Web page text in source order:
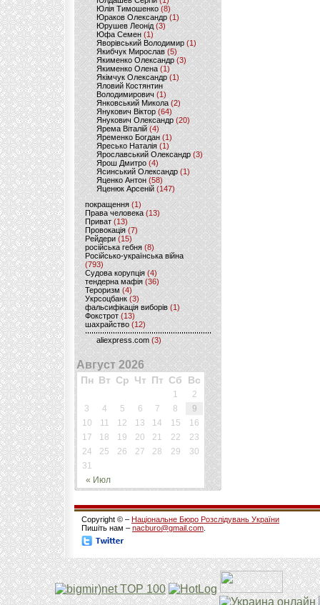
Юлія Тимошенко (8)
Юраков Олександр (1)
Юрушев Леонід (3)
Юфа Семен (1)
Яворівський Володимир (1)
Якибчук Мирослав (5)
Якименко Олександр (3)
Якименко Олена(1)
Якімчук Олександр (1)
Яловий Костянтин
Володимирович (1)
Янковський Микола(2)
Янукович Віктор (64)
Янукович Олександр(20)
Ярема Віталій(4)
Яременко Богдан(1)
Яресько Наталія(1)
Ярославський Олександр (3)
Ярош Дмитро (4)
Ясинський Олександр (1)
Яценко Антон(58)
Яценюк Арсеній (147)
покращення (1)
Права человека(13)
Приват (13)
Провокація (7)
Рейдери (15)
російська гебня (8)
Російсько-українська війна
(793)
Судова корупція (4)
тендерна мафія (36)
Тероризм (4)
Укрсоцбанк (3)
фальсифікація виборів (1)
Фокстрот(13)
шахрайство (12)
aliexpress.com (3)
Август 2026
Пн Вт Ср Чт Пт Сб Вс
« Июл
1
2
3
4 5 6 7 8
9
10
11 12 13 14 15
16
17
18 19 20 21 22
23
24
25 26 27 28 29
30
31
Copyright © – Національне Бюро Розслідувань України
Пишіть нам – nacburo@gmail.com